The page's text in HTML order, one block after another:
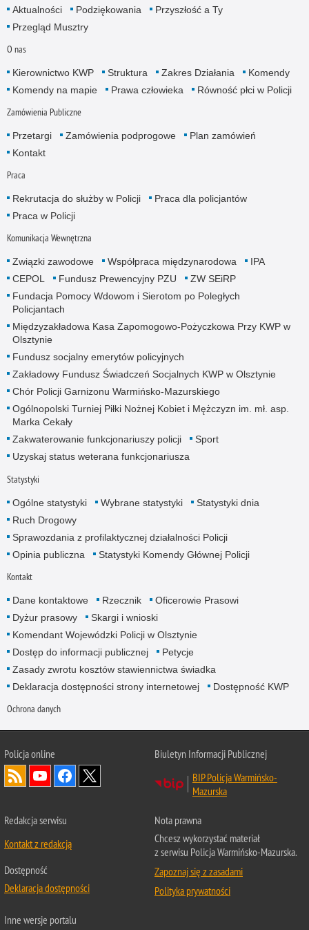
Aktualności Podziękowania
Przyszłość a Ty
Przegląd Musztry
O nas
Kierownictwo KWP Struktura Zakres Działania
Komendy
Komendy na mapie
Prawa człowieka Równość płci w Policji
Zamówienia Publiczne
Przetargi Zamówienia podprogowe
Plan zamówień
Kontakt
Praca
Rekrutacja do służby w Policji
Praca dla policjantów
Praca w Policji
Komunikacja Wewnętrzna
Związki zawodowe Współpraca międzynarodowa
IPA
CEPOL
Fundusz Prewencyjny PZU
ZW SEiRP
Fundacja Pomocy Wdowom i Sierotom po Poległych
Policjantach
Międzyzakładowa Kasa Zapomogowo-Pożyczkowa Przy KWP w
Olsztynie
Fundusz socjalny emerytów policyjnych
Zakładowy Fundusz Świadczeń Socjalnych KWP w Olsztynie
Chór Policji Garnizonu Warmińsko-Mazurskiego
Ogólnopolski Turniej Piłki Nożnej Kobiet i Mężczyzn im. mł. asp.
Marka Cekały
Zakwaterowanie funkcjonariuszy policji
Sport
Uzyskaj status weterana funkcjonariusza
Statystyki
Ogólne statystyki Wybrane statystyki
Statystyki dnia
Ruch Drogowy
Sprawozdania z profilaktycznej działalności Policji
Opinia publiczna
Statystyki Komendy Głównej Policji
Kontakt
Dane kontaktowe Rzecznik
Oficerowie Prasowi
Dyżur prasowy
Skargi i wnioski
Komendant Wojewódzki Policji w Olsztynie
Dostęp do informacji publicznej
Petycje
Zasady zwrotu kosztów stawiennictwa świadka
Deklaracja dostępności strony internetowej
Dostępność KWP
Ochrona danych
Policja online
Biuletyn Informacji Publicznej
BIP Policja Warmińsko-
Mazurska
Redakcja serwisu
Kontakt z redakcją
Dostępność
Deklaracja dostępności
Nota prawna
Chcesz wykorzystać materiał
z serwisu Policja Warmińsko-Mazurska.
Zapoznaj się z zasadami
Polityka prywatności
Inne wersje portalu